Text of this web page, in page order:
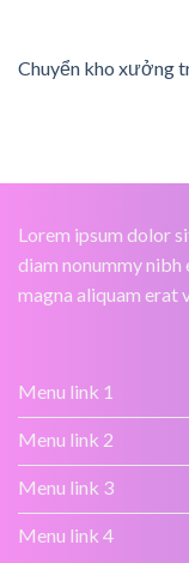
Chuyển kho xưởng
Lorem ipsum dolor
diam nonummy
magna aliquam erat
Menu link 1
Menu link 2
Menu link 3
Menu link 4